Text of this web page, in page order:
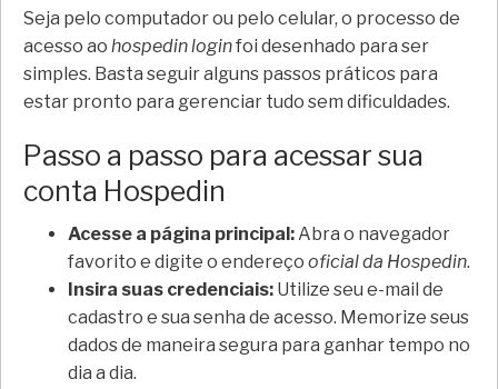
Seja pelo computador ou pelo celular, o processo de
acesso ao hospedin loginfoi desenhado para ser
simples. Basta seguir alguns passos práticos para
estar pronto para gerenciar tudo sem dificuldades.
Passo a passo para acessar sua
conta Hospedin
Acesse a página principal:Abra o navegador
favorito e digite o endereço oficial da Hospedin.
Insira suas credenciais: Utilize seu e-mail de
cadastro e sua senha de acesso. Memorize seus
dados de maneira segura para ganhar tempo no
dia a dia.